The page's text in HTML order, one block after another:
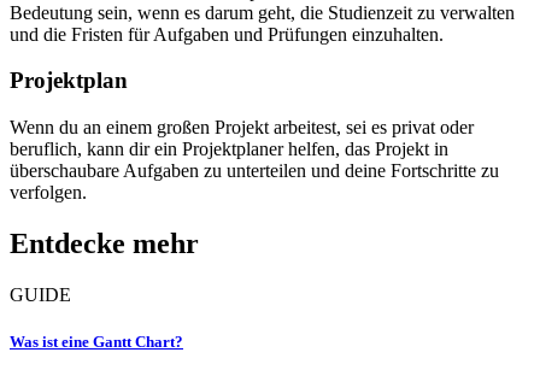
Bedeutung sein, wenn es darum geht, die Studienzeit zu verwalten
und die Fristen für Aufgaben und Prüfungen einzuhalten.
Projektplan
Wenn du an einem großen Projekt arbeitest, sei es privat oder
beruflich, kann dir ein Projektplaner helfen, das Projekt in
überschaubare Aufgaben zu unterteilen und deine Fortschritte zu
verfolgen.
Entdecke mehr
GUIDE
Was ist eine Gantt Chart?